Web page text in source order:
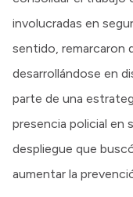
involucradas en
sentido, remarcaron
desarrollándose en
parte de una
presencia policial en
despliegue que
aumentar la